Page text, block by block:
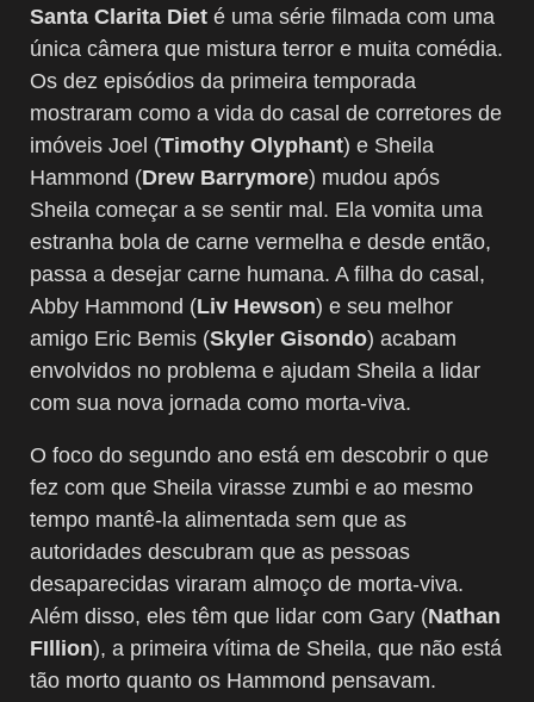
Santa Clarita Diet é uma série filmada com uma
única câmera que mistura terror e muita comédia.
Os dez episódios da primeira temporada
mostraram como a vida do casal de corretores de
imóveis Joel (Timothy Olyphant) e Sheila
Hammond (Drew Barrymore) mudou após
Sheila começar a se sentir mal. Ela vomita uma
estranha bola de carne vermelha e desde então,
passa a desejar carne humana. A filha do casal,
Abby Hammond (Liv Hewson) e seu melhor
amigo Eric Bemis (Skyler Gisondo) acabam
envolvidos no problema e ajudam Sheila a lidar
com sua nova jornada como morta-viva.
O foco do segundo ano está em descobrir o que
fez com que Sheila virasse zumbi e ao mesmo
tempo mantê-la alimentada sem que as
autoridades descubram que as pessoas
desaparecidas viraram almoço de morta-viva.
Além disso, eles têm que lidar com Gary (Nathan
FIllion), a primeira vítima de Sheila, que não está
tão morto quanto os Hammond pensavam.